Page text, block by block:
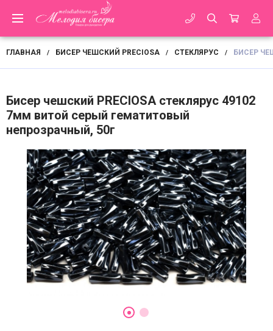
ГЛАВНАЯ / БИСЕР ЧЕШСКИЙ PRECIOSA / СТЕКЛЯРУС / БИСЕР
Бисер чешский PRECIOSA стеклярус 49102
7мм витой серый гематитовый
непрозрачный, 50г